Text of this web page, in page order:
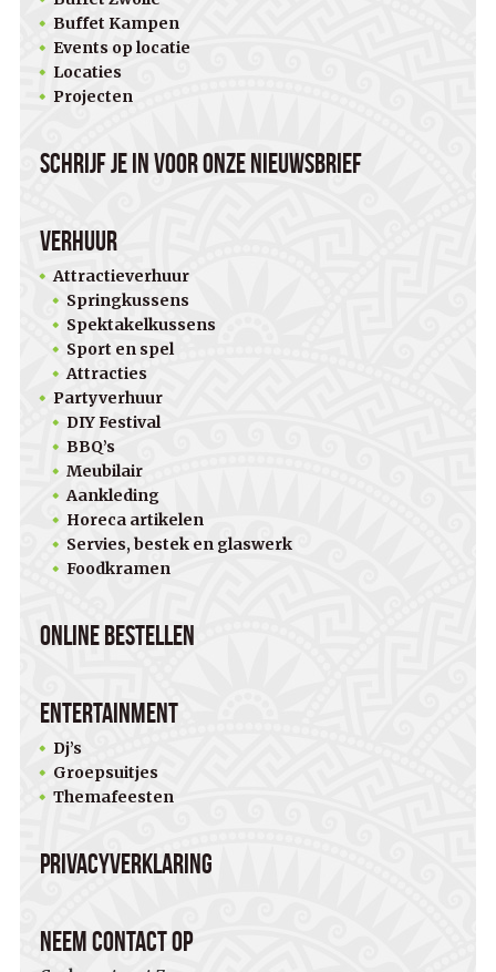
Buffet Kampen
Events op locatie
Locaties
Projecten
Schrijf je in voor onze nieuwsbrief
Verhuur
Attractieverhuur
Springkussens
Spektakelkussens
Sport en spel
Attracties
Partyverhuur
DIY Festival
BBQ’s
Meubilair
Aankleding
Horeca artikelen
Servies, bestek en glaswerk
Foodkramen
Online bestellen
Entertainment
Dj’s
Groepsuitjes
Themafeesten
Privacyverklaring
Neem contact op